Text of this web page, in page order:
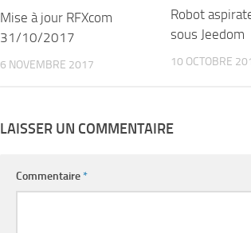
Mise à jour RFXcom
31/10/2017
6 NOVEMBRE 2017
Robot
sous Jeedom
10 OCTOBRE
LAISSER UN COMMENTAIRE
Commentaire*